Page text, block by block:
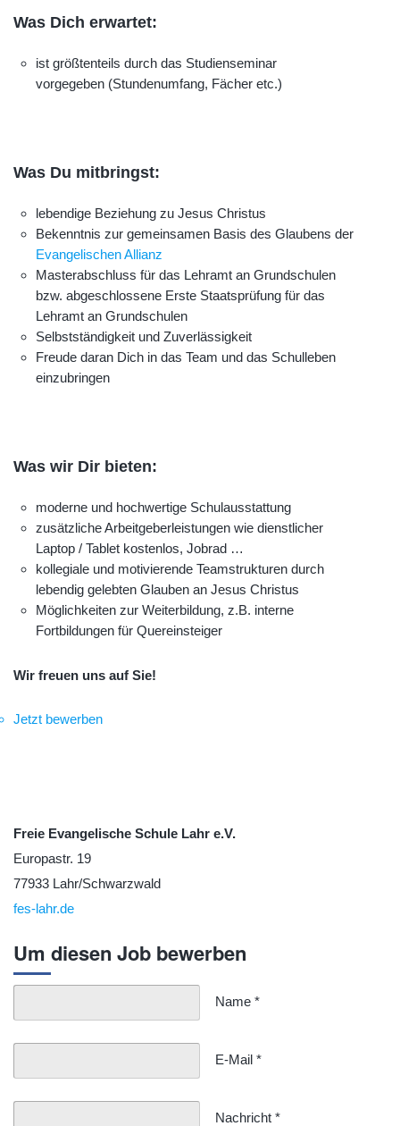
Was Dich erwartet:
ist größtenteils durch das Studienseminar
vorgegeben (Stundenumfang, Fächer etc.)
Was Du mitbringst:
lebendige Beziehung zu Jesus Christus
Bekenntnis zur gemeinsamen Basis des Glaubens der
Evangelischen Allianz
Masterabschluss für das Lehramt an Grundschulen
bzw. abgeschlossene Erste Staatsprüfung für das
Lehramt an Grundschulen
Selbstständigkeit und Zuverlässigkeit
Freude daran Dich in das Team und das Schulleben
einzubringen
Was wir Dir bieten:
moderne und hochwertige Schulausstattung
zusätzliche Arbeitgeberleistungen wie dienstlicher
Laptop / Tablet kostenlos, Jobrad …
kollegiale und motivierende Teamstrukturen durch
lebendig gelebten Glauben an Jesus Christus
Möglichkeiten zur Weiterbildung, z.B. interne
Fortbildungen für Quereinsteiger
Wir freuen uns auf Sie!
Jetzt bewerben
Freie Evangelische Schule Lahr e.V.
Europastr. 19
77933 Lahr/Schwarzwald
fes-lahr.de
Um diesen Job bewerben
Name *
E-Mail *
Nachricht *